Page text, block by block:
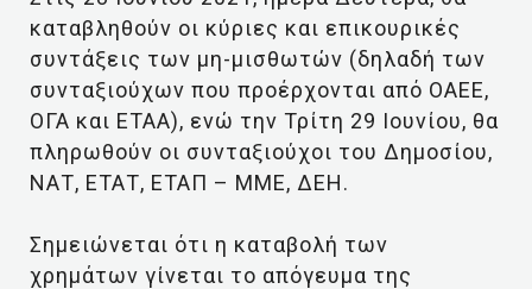
καταβληθούν οι κύριες και επικουρικές
συντάξεις των μη-μισθωτών (δηλαδή των
συνταξιούχων που προέρχονται από ΟΑΕΕ,
ΟΓΑ και ΕΤΑΑ), ενώ την Τρίτη 29 Ιουνίου, θα
πληρωθούν οι συνταξιούχοι του Δημοσίου,
ΝΑΤ, ΕΤΑΤ, ΕΤΑΠ – ΜΜΕ, ΔΕΗ.
Σημειώνεται ότι η καταβολή των
χρημάτων γίνεται το απόγευμα της